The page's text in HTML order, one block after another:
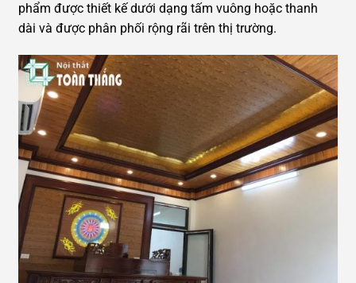
phẩm được thiết kế dưới dạng tấm vuông hoặc thanh
dài và được phân phối rộng rãi trên thị trường.